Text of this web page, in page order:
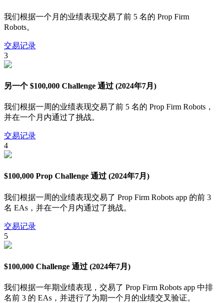
我们根据一个月的业绩表现交易了前 5 名的 Prop Firm
Robots。
交易记录
3
另一个 $100,000 Challenge 通过 (2024年7月)
我们根据一周的业绩表现交易了前 5 名的 Prop Firm Robots，
并在一个月内通过了挑战。
交易记录
4
$100,000 Prop Challenge 通过 (2024年7月)
我们根据一周的业绩表现交易了 Prop Firm Robots app 的前 3
名 EAs，并在一个月内通过了挑战。
交易记录
5
$100,000 Challenge 通过 (2024年7月)
我们根据一年期业绩表现，交易了 Prop Firm Robots app 中排
名前 3 的 EAs，并进行了为期一个月的业绩交叉验证。